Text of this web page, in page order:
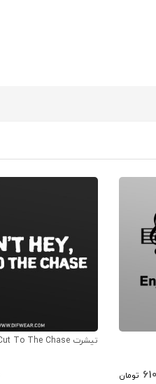
تومان
تیشرت Cut To The Chase